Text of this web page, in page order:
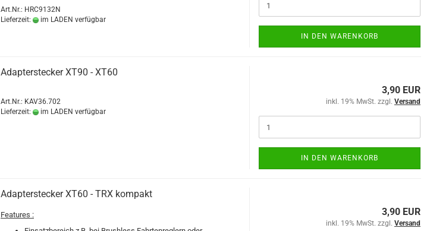
Art.Nr.: HRC9132N
Lieferzeit:
im LADEN verfügbar
IN DEN WARENKORB
Adapterstecker XT90 - XT60
Art.Nr.: KAV36.702
Lieferzeit:
im LADEN verfügbar
3,90 EUR
inkl. 19% MwSt. zzgl. Versand
IN DEN WARENKORB
Adapterstecker XT60 - TRX kompakt
Features :
3,90 EUR
inkl. 19% MwSt. zzgl. Versand